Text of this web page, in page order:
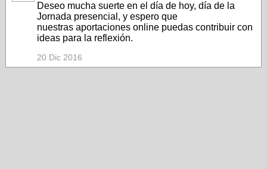
Deseo mucha suerte en el día de hoy, día de la
Jornada presencial, y espero que
nuestras aportaciones online puedas contribuir con
ideas para la reflexión.
20 Dic 2016